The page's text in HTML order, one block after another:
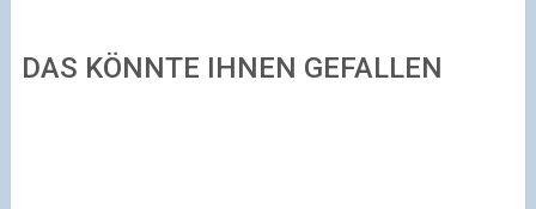
DAS KÖNNTE IHNEN GEFALLEN